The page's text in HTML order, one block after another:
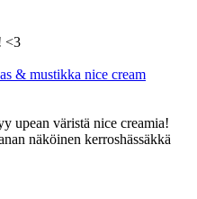
<3
& mustikka nice cream
upean väristä nice creamia!
näköinen kerroshässäkkä